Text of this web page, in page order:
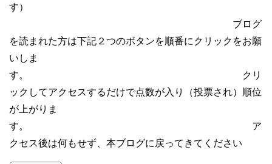
す）
ブログ
を読まれた方は下記２つのボタンを順番にクリックをお願
いしま
す。 クリ
ックしてアクセスするだけで点数が入り（投票され）順位
が上がりま
す。 ア
クセス後は何もせず、本ブログに戻ってきてください